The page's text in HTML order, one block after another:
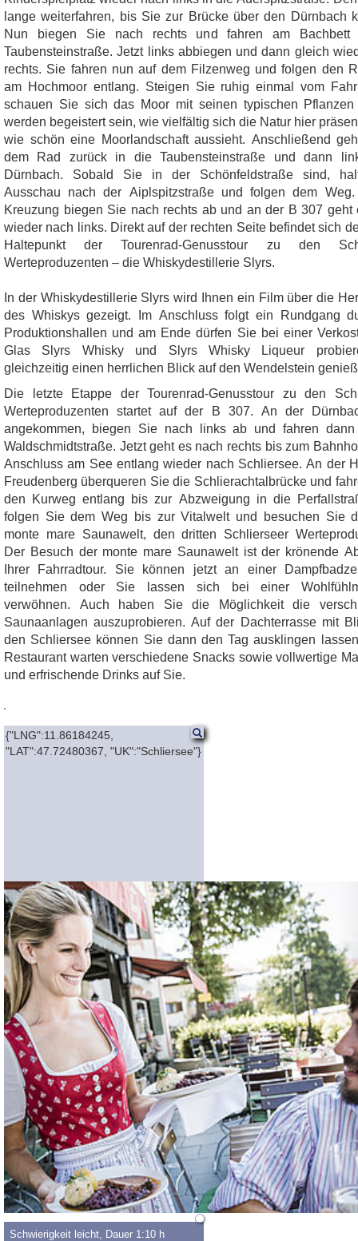
lange weiterfahren, bis Sie zur Brücke über den Dürnbach
Nun biegen Sie nach rechts und fahren am
Taubensteinstraße. Jetzt links abbiegen und dann gleich
rechts. Sie fahren nun auf dem Filzenweg und folgen den
am Hochmoor entlang. Steigen Sie ruhig einmal vom
schauen Sie sich das Moor mit seinen typischen
werden begeistert sein, wie vielfältig sich die Natur hier
wie schön eine Moorlandschaft aussieht. Anschließend
dem Rad zurück in die Taubensteinstraße und dann
Dürnbach. Sobald Sie in der Schönfeldstraße sind,
Ausschau nach der Aiplspitzstraße und folgen dem
Kreuzung biegen Sie nach rechts ab und an der B 307 geht
wieder nach links. Direkt auf der rechten Seite befindet sich
Haltepunkt der Tourenrad-Genusstour zu den
Werteproduzenten – die Whiskydestillerie Slyrs.
In der Whiskydestillerie Slyrs wird Ihnen ein Film über die
des Whiskys gezeigt. Im Anschluss folgt ein Rundgang
Produktionshallen und am Ende dürfen Sie bei einer
Glas Slyrs Whisky und Slyrs Whisky Liqueur
gleichzeitig einen herrlichen Blick auf den Wendelstein
Die letzte Etappe der Tourenrad-Genusstour zu den
Werteproduzenten startet auf der B 307. An der
angekommen, biegen Sie nach links ab und fahren
Waldschmidtstraße. Jetzt geht es nach rechts bis zum
Anschluss am See entlang wieder nach Schliersee. An der
Freudenberg überqueren Sie die Schlierachtalbrücke und
den Kurweg entlang bis zur Abzweigung in die
folgen Sie dem Weg bis zur Vitalwelt und besuchen Sie
monte mare Saunawelt, den dritten Schlierseer
Der Besuch der monte mare Saunawelt ist der krönende
Ihrer Fahrradtour. Sie können jetzt an einer
teilnehmen oder Sie lassen sich bei einer
verwöhnen. Auch haben Sie die Möglichkeit die
Saunaanlagen auszuprobieren. Auf der Dachterrasse mit
den Schliersee können Sie dann den Tag ausklingen
Restaurant warten verschiedene Snacks sowie vollwertige
und erfrischende Drinks auf Sie.
Schlierseer
Werteproduzenten
{"LNG":11.86184245,
"LAT":47.72480367, "UK":"Schliersee"}
Previous
Schwierigkeit leicht, Dauer 1:10 h